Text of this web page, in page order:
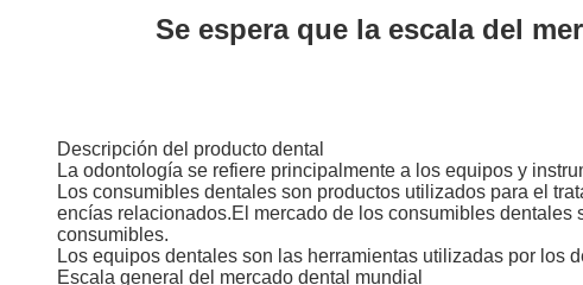
Se espera que la escala del
Descripción del producto dental
La odontología se refiere principalmente a los equipos y
Los consumibles dentales son productos utilizados para el
encías relacionados.El mercado de los consumibles
consumibles.
Los equipos dentales son las herramientas utilizadas por los
Escala general del mercado dental mundial